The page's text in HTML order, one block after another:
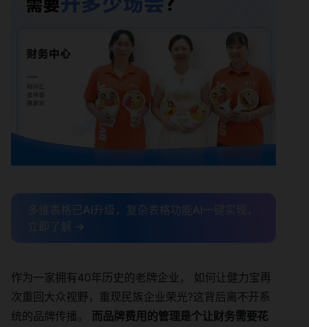
多维表格已AI升级，复杂表格功能AI一键实现，
立即了解 →
作为一家拥有40年历史的老牌企业， 如何让健力宝再
次重回大众视野，重现民族企业荣光?这背后离不开系
统的品牌传播。 而品牌费用的管理是个让财务需要花